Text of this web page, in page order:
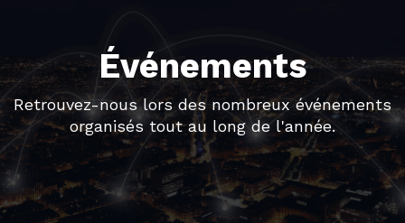
Événements
Retrouvez-nous lors des nombreux événements
organisés tout au long de l'année.